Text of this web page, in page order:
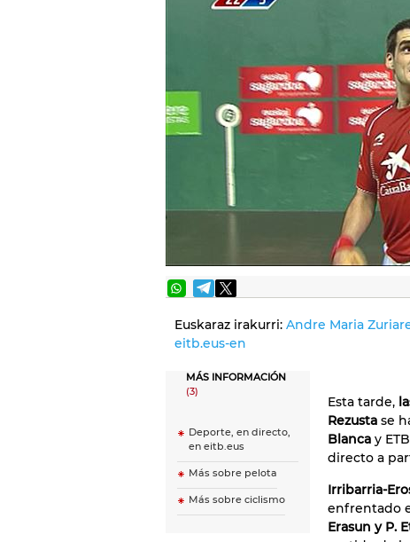
Euskaraz irakurri: Andre Maria
eitb.eus-en
MÁS INFORMACIÓN
(3)
Deporte, en directo,
en eitb.eus
Más sobre pelota
Más sobre ciclismo
Esta tarde,
Rezusta se
Blanca y
directo a
Irribarria-
enfrentado
Erasun y P.